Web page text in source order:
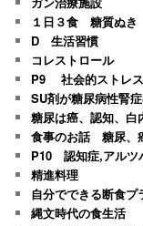
１日３食 糖質ぬき
D 生活習慣
コレストロール
P9 社会的ストレ
SU剤が糖尿病性腎
糖尿は癌、認知、白
食事のお話 糖尿、
P10 認知症,アルツ
精進料理
自分でできる断食プ
縄文時代の食生活